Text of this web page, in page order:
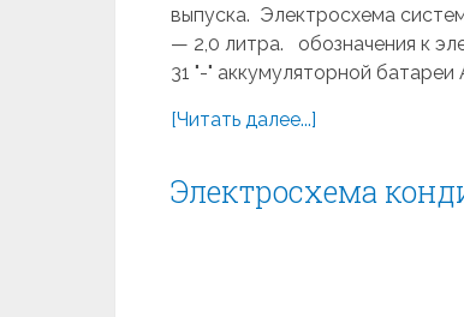
выпуска. Электросхема
— 2,0 литра. обозначения к
31 "-" аккумуляторной
[Читать далее...]
Электросхема